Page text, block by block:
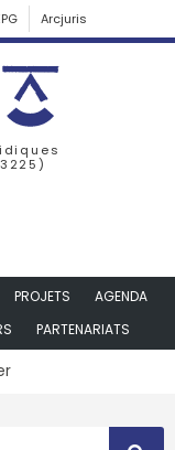
Arcjuris
PROJETS
AGENDA
PARTENARIATS